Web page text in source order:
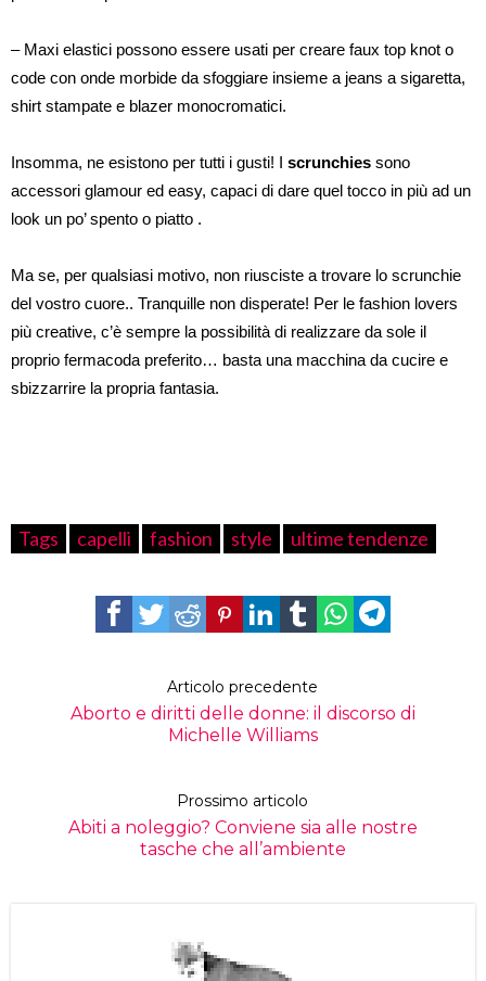
– Maxi elastici possono essere usati per creare faux top knot o
code con onde morbide da sfoggiare insieme a jeans a sigaretta,
shirt stampate e blazer monocromatici.
Insomma, ne esistono per tutti i gusti! I scrunchies sono
accessori glamour ed easy, capaci di dare quel tocco in più ad un
look un po’ spento o piatto .
Ma se, per qualsiasi motivo, non riusciste a trovare lo scrunchie
del vostro cuore.. Tranquille non disperate! Per le fashion lovers
più creative, c’è sempre la possibilità di realizzare da sole il
proprio fermacoda preferito… basta una macchina da cucire e
sbizzarrire la propria fantasia.
Tags capelli fashion style ultime tendenze
Articolo precedente
Aborto e diritti delle donne: il discorso di
Michelle Williams
Prossimo articolo
Abiti a noleggio? Conviene sia alle nostre
tasche che all’ambiente